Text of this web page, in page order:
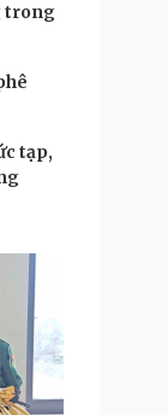
trong
tạp,